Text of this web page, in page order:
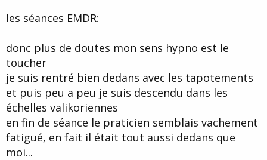
les séances EMDR:
donc plus de doutes mon sens hypno est le
toucher
je suis rentré bien dedans avec les tapotements
et puis peu a peu je suis descendu dans les
échelles valikoriennes
en fin de séance le praticien semblais vachement
fatigué, en fait il était tout aussi dedans que
moi...